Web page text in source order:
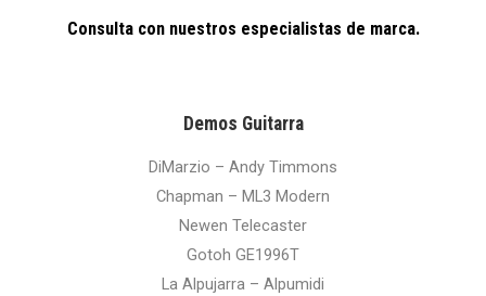
Consulta con nuestros especialistas de marca.
Demos Guitarra
DiMarzio – Andy Timmons
Chapman – ML3 Modern
Newen Telecaster
Gotoh GE1996T
La Alpujarra – Alpumidi